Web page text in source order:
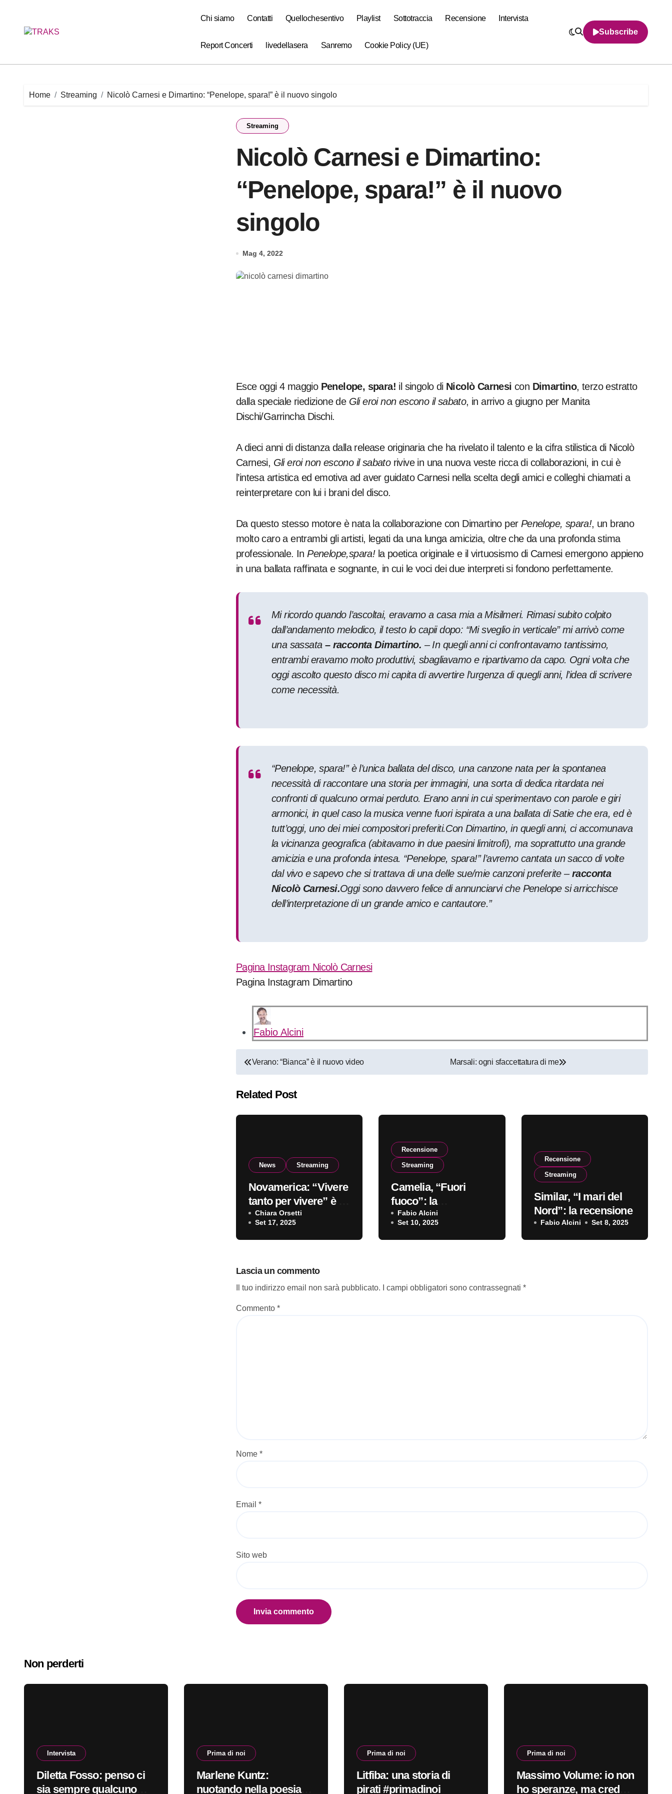
content
Chi siamo Contatti Quellochesentivo Playlist Sottotraccia Recensione Intervista
Report Concerti livedellasera Sanremo Cookie Policy (UE)
Subscribe
Home Streaming Nicolò Carnesi e Dimartino: “Penelope, spara!” è il nuovo singolo
Streaming
Nicolò Carnesi e Dimartino:
“Penelope, spara!” è il nuovo
singolo
Mag 4, 2022
Esce oggi 4 maggio Penelope, spara! il singolo di Nicolò Carnesi con Dimartino, terzo estratto
dalla speciale riedizione de Gli eroi non escono il sabato, in arrivo a giugno per Manita
Dischi/Garrincha Dischi.
A dieci anni di distanza dalla release originaria che ha rivelato il talento e la cifra stilistica di Nicolò
Carnesi, Gli eroi non escono il sabatorivive in una nuova veste ricca di collaborazioni, in cui è
l’intesa artistica ed emotiva ad aver guidato Carnesi nella scelta degli amici e colleghi chiamati a
reinterpretare con lui i brani del disco.
Da questo stesso motore è nata la collaborazione con Dimartino per Penelope, spara!, un brano
molto caro a entrambi gli artisti, legati da una lunga amicizia, oltre che da una profonda stima
professionale. InPenelope,spara!la poetica originale e il virtuosismo di Carnesi emergono appieno
in una ballata raffinata e sognante, in cui le voci dei due interpreti si fondono perfettamente.
Mi ricordo quando l’ascoltai, eravamo a casa mia a Misilmeri. Rimasi subito colpito
dall’andamento melodico, il testo lo capii dopo: “Mi sveglio in verticale” mi arrivò come
una sassata – racconta Dimartino. – In quegli anni ci confrontavamo tantissimo,
entrambi eravamo molto produttivi, sbagliavamo e ripartivamo da capo. Ogni volta che
oggi ascolto questo disco mi capita di avvertire l’urgenza di quegli anni, l’idea di scrivere
come necessità.
“Penelope, spara!” è l’unica ballata del disco, una canzone nata per la spontanea
necessità di raccontare una storia per immagini, una sorta di dedica ritardata nei
confronti di qualcuno ormai perduto. Erano anni in cui sperimentavo con parole e giri
armonici, in quel caso la musica venne fuori ispirata a una ballata di Satie che era, ed è
tutt’oggi, uno dei miei compositori preferiti.Con Dimartino, in quegli anni, ci accomunava
la vicinanza geografica (abitavamo in due paesini limitrofi), ma soprattutto una grande
amicizia e una profonda intesa. “Penelope, spara!” l’avremo cantata un sacco di volte
dal vivo e sapevo che si trattava di una delle sue/mie canzoni preferite–racconta
Nicolò Carnesi.Oggi sono davvero felice di annunciarvi che Penelope si arricchisce
dell’interpretazione di un grande amico e cantautore.”
Pagina Instagram Nicolò Carnesi
Pagina Instagram Dimartino
Fabio Alcini
Navigazione
Verano: “Bianca” è il nuovo video Marsali: ogni sfaccettatura di me
Related Post
News Streaming
Novamerica: “Vivere
tanto per vivere” è il
nuovo singolo
Chiara Orsetti
Set 17, 2025
Recensione
Streaming
Camelia, “Fuori
fuoco”: la
recensione
Fabio Alcini
Set 10, 2025
Recensione
Streaming
Similar, “I mari del
Nord”: la recensione
Fabio Alcini Set 8, 2025
Lascia un commento
Il tuo indirizzo email non sarà pubblicato. I campi obbligatori sono contrassegnati *
Commento *
Nome *
Email *
Sito web
Non perderti
Intervista
Diletta Fosso: penso ci
sia sempre qualcuno
Prima di noi
Marlene Kuntz:
nuotando nella poesia
Prima di noi
Litfiba: una storia di
pirati #primadinoi
Prima di noi
Massimo Volume: io non
ho speranze, ma credo